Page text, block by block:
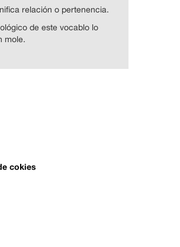
relación o pertenencia.
de este vocablo lo
mole.
cokies